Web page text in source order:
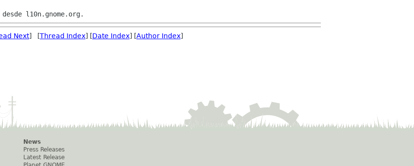
Next] [Thread Index] [Date Index] [Author Index]
News
Press Releases
Latest Release